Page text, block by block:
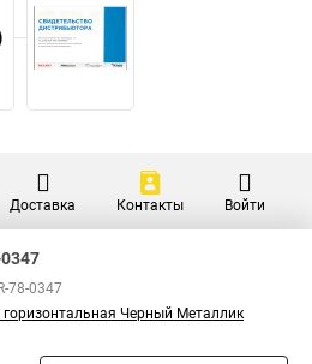
Доставка Контакты Войти
78-0347
горизонтальная Черный Металлик